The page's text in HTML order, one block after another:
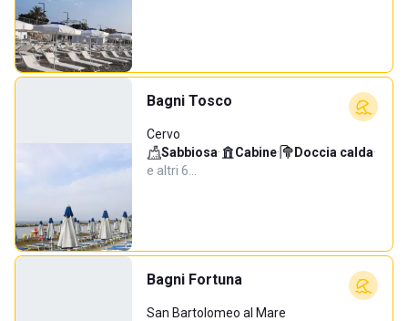
Bagni Tosco
Cervo
Sabbiosa· Cabine· Doccia calda·
e altri 6…
Bagni Fortuna
San Bartolomeo al Mare